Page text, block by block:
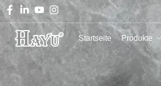
Startseite Produkte